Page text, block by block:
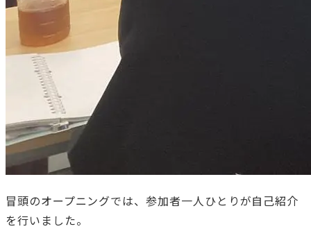
冒頭のオープニングでは、参加者一人ひとりが自己紹介
を行いました。